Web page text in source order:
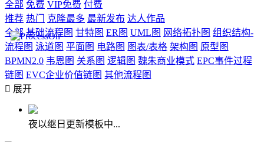
全部 免费 VIP免费 付费
推荐 热门 克隆最多 最新发布 达人作品
全部 基础流程图 甘特图 ER图 UML图 网络拓扑图 组织结构-
流程图 泳道图 平面图 电路图 图表/表格 架构图 原型图
BPMN2.0 韦恩图 关系图 逻辑图 魏朱商业模式 EPC事件过程
链图 EVC企业价值链图 其他流程图
 展开
夜以继日更新模板中...